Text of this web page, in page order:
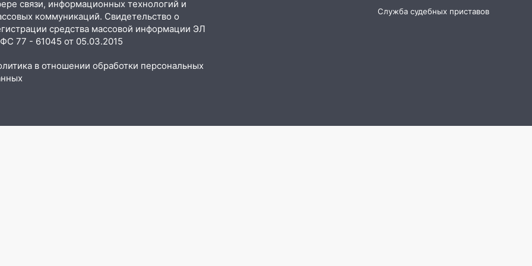
связи, информационных технологий и
коммуникаций. Свидетельство о
средства массовой информации ЭЛ
77 - 61045 от 05.03.2015
в отношении обработки персональных
Служба судебных приставов